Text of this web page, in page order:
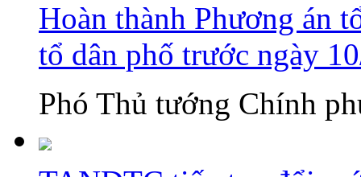
Hoàn thành Phương án
tổ dân phố trước ngày
Phó Thủ tướng Chính